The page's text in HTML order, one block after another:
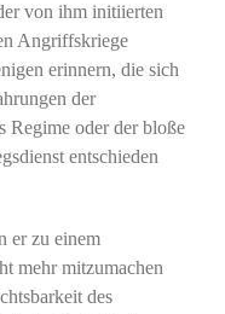
von ihm initiierten
Angriffskriege
erinnern, die sich
der
Regime oder der bloße
entschieden
er zu einem
mehr mitzumachen
des